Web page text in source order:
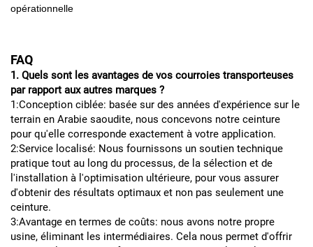
opérationnelle
FAQ
1. Quels sont les avantages de vos courroies transporteuses
par rapport aux autres marques ?
1:Conception ciblée: basée sur des années d'expérience sur le
terrain en Arabie saoudite, nous concevons notre ceinture
pour qu'elle corresponde exactement à votre application.
2:Service localisé: Nous fournissons un soutien technique
pratique tout au long du processus, de la sélection et de
l'installation à l'optimisation ultérieure, pour vous assurer
d'obtenir des résultats optimaux et non pas seulement une
ceinture.
3:Avantage en termes de coûts: nous avons notre propre
usine, éliminant les intermédiaires. Cela nous permet d'offrir